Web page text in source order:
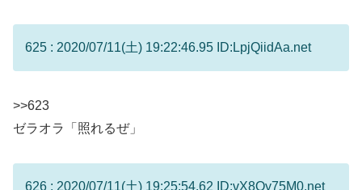
625 : 2020/07/11(土) 19:22:46.95 ID:LpjQiidAa.net
>>623
ゼラオラ「照れるぜ」
626 : 2020/07/11(土) 19:25:54.62 ID:vX8Oy75M0.net